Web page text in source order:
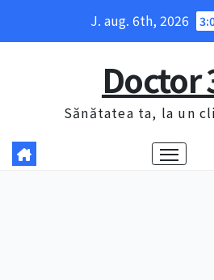
J. aug. 6th, 2026
Doctor
Sănătatea ta, la un